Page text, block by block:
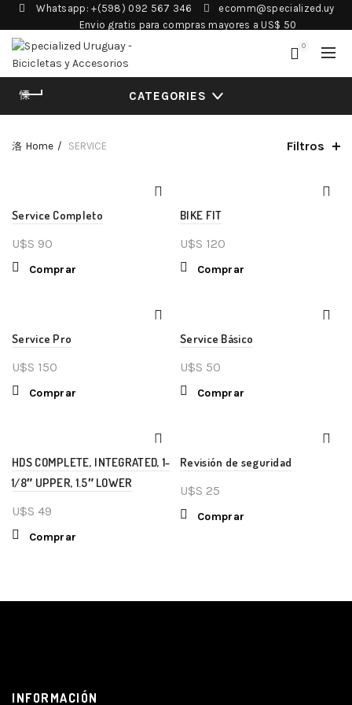
Whatsapp: +(598) 092 567 346
ecomm@specialized.uy
Envio gratis para compras mayores a US$ 50
0
CATEGORIES
Home SERVICE Filtros
Service Completo
U$S 90
Comprar
BIKE FIT
U$S 120
Comprar
Service Pro
U$S 150
Comprar
Service Básico
U$S 50
Comprar
HDS COMPLETE, INTEGRATED, 1-
1/8″ UPPER, 1.5″ LOWER
U$S 49
Comprar
Revisión de seguridad
U$S 25
Comprar
INFORMACIÓN